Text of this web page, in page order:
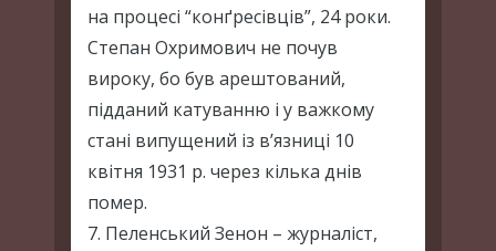
на процесі “конґресівців”, 24 роки.
Степан Охримович не почув
вироку, бо був арештований,
підданий катуванню і у важкому
стані випущений із в’язниці 10
квітня 1931 р. через кілька днів
помер.
7. Пеленський Зенон – журналіст,